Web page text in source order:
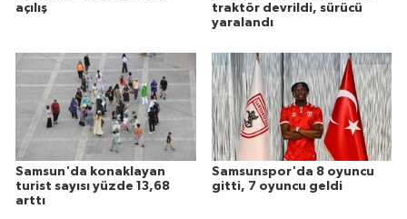
açılış
traktör devrildi, sürücü
yaralandı
Samsun'da konaklayan
turist sayısı yüzde 13,68
arttı
Samsunspor'da 8 oyuncu
gitti, 7 oyuncu geldi